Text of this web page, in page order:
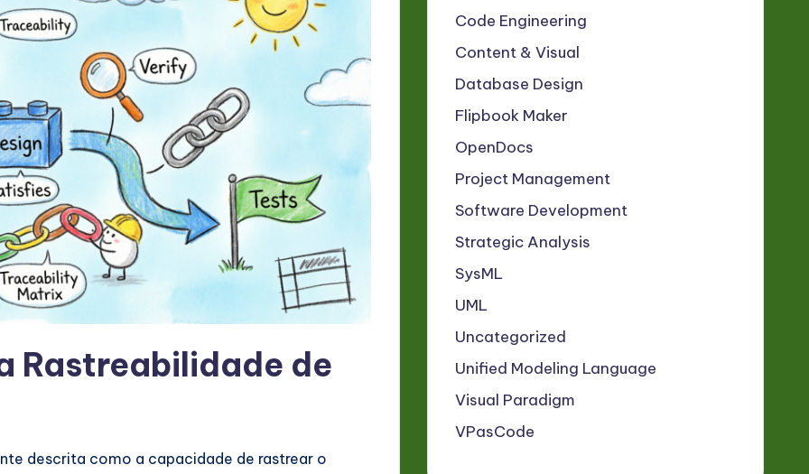
Rastreabilidade de
descrita como a capacidade de rastrear o
Code Engineering
Content & Visual
Database Design
Flipbook Maker
OpenDocs
Project Management
Software Development
Strategic Analysis
SysML
UML
Uncategorized
Unified Modeling Language
Visual Paradigm
VPasCode